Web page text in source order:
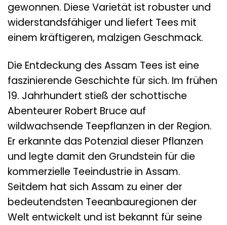
gewonnen. Diese Varietät ist robuster und
widerstandsfähiger und liefert Tees mit
einem kräftigeren, malzigen Geschmack.
Die Entdeckung des Assam Tees ist eine
faszinierende Geschichte für sich. Im frühen
19. Jahrhundert stieß der schottische
Abenteurer Robert Bruce auf
wildwachsende Teepflanzen in der Region.
Er erkannte das Potenzial dieser Pflanzen
und legte damit den Grundstein für die
kommerzielle Teeindustrie in Assam.
Seitdem hat sich Assam zu einer der
bedeutendsten Teeanbauregionen der
Welt entwickelt und ist bekannt für seine